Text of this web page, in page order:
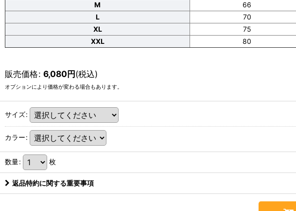
M
66
L
70
XL
75
XXL
80
販売価格: 6,080円(税込)
オプションにより価格が変わる場合もあります。
サイズ:
カラー:
数量: 枚
返品特約に関する重要事項